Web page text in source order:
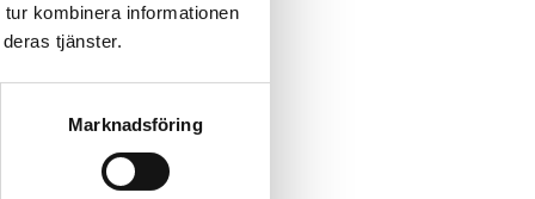
kombinera informationen
tjänster.
Marknadsföring
av Casten
Digital.
har skapat
TV4-Gruppen till
Jag